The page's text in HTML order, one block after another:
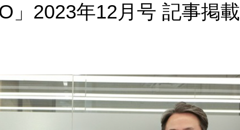
」2023年12月号 記事掲載